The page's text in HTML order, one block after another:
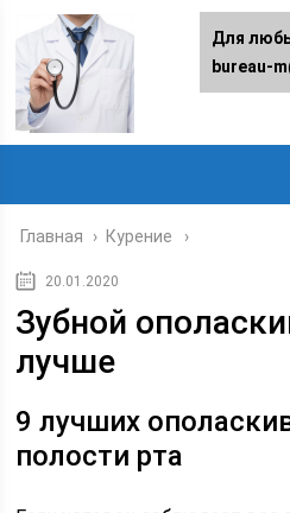
Главная › Курение
20.01.2020
Зубной
лучше
9 лучших
полости рта
Для
bureau-